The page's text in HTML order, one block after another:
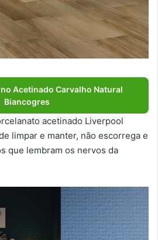
Acetinado Carvalho Natural
Biancogres
acetinado Liverpool
limpar e manter, não escorrega e
que lembram os nervos da